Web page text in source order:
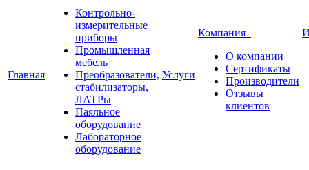
Главная
Контрольно-
измерительные
приборы
Промышленная
мебель
Преобразователи,
стабилизаторы,
ЛАТРы
Паяльное
оборудование
Лабораторное
оборудование
Услуги
Компания
О компании
Сертификаты
Производители
Отзывы
клиентов